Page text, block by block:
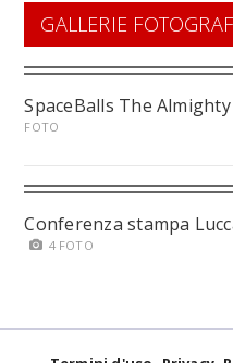
GALLERIE
SpaceBalls The Almighty
FOTO
Conferenza stampa
4 FOTO